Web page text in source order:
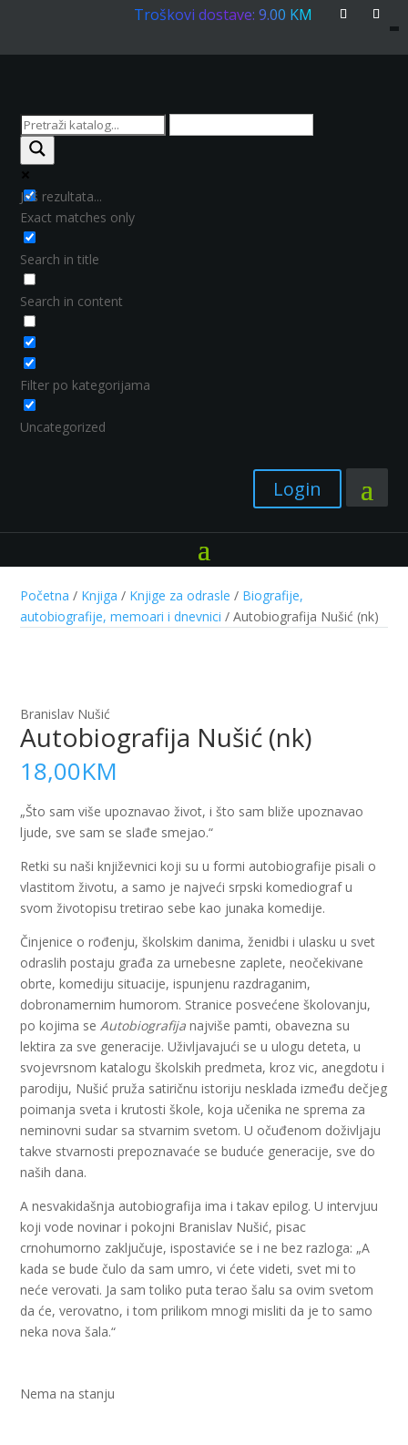
Troškovi dostave: 9.00 KM
Još rezultata...
Exact matches only
Search in title
Search in content
Filter po kategorijama
Uncategorized
Login
Početna / Knjiga / Knjige za odrasle / Biografije,
autobiografije, memoari i dnevnici / Autobiografija Nušić (nk)
Branislav Nušić
Autobiografija Nušić (nk)
18,00KM
„Što sam više upoznavao život, i što sam bliže upoznavao
ljude, sve sam se slađe smejao.“
Retki su naši književnici koji su u formi autobiografije pisali o
vlastitom životu, a samo je najveći srpski komediograf u
svom životopisu tretirao sebe kao junaka komedije.
Činjenice o rođenju, školskim danima, ženidbi i ulasku u svet
odraslih postaju građa za urnebesne zaplete, neočekivane
obrte, komediju situacije, ispunjenu razdraganim,
dobronamernim humorom. Stranice posvećene školovanju,
po kojima se Autobiografija najviše pamti, obavezna su
lektira za sve generacije. Uživljavajući se u ulogu deteta, u
svojevrsnom katalogu školskih predmeta, kroz vic, anegdotu i
parodiju, Nušić pruža satiričnu istoriju nesklada između dečjeg
poimanja sveta i krutosti škole, koja učenika ne sprema za
neminovni sudar sa stvarnim svetom. U očuđenom doživljaju
takve stvarnosti prepoznavaće se buduće generacije, sve do
naših dana.
A nesvakidašnja autobiografija ima i takav epilog. U intervjuu
koji vode novinar i pokojni Branislav Nušić, pisac
crnohumorno zaključuje, ispostaviće se i ne bez razloga: „A
kada se bude čulo da sam umro, vi ćete videti, svet mi to
neće verovati. Ja sam toliko puta terao šalu sa ovim svetom
da će, verovatno, i tom prilikom mnogi misliti da je to samo
neka nova šala.“
Nema na stanju